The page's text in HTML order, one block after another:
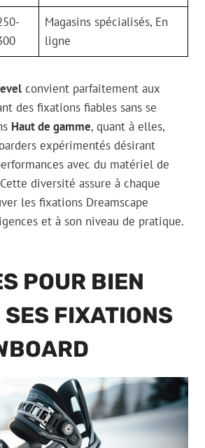
Magasins spécialisés, En
ligne
convient parfaitement aux
des fixations fiables sans se
Haut de gamme, quant à elles,
expérimentés désirant
avec du matériel de
diversité assure à chaque
les fixations Dreamscape
et à son niveau de pratique.
POUR BIEN
FIXATIONS